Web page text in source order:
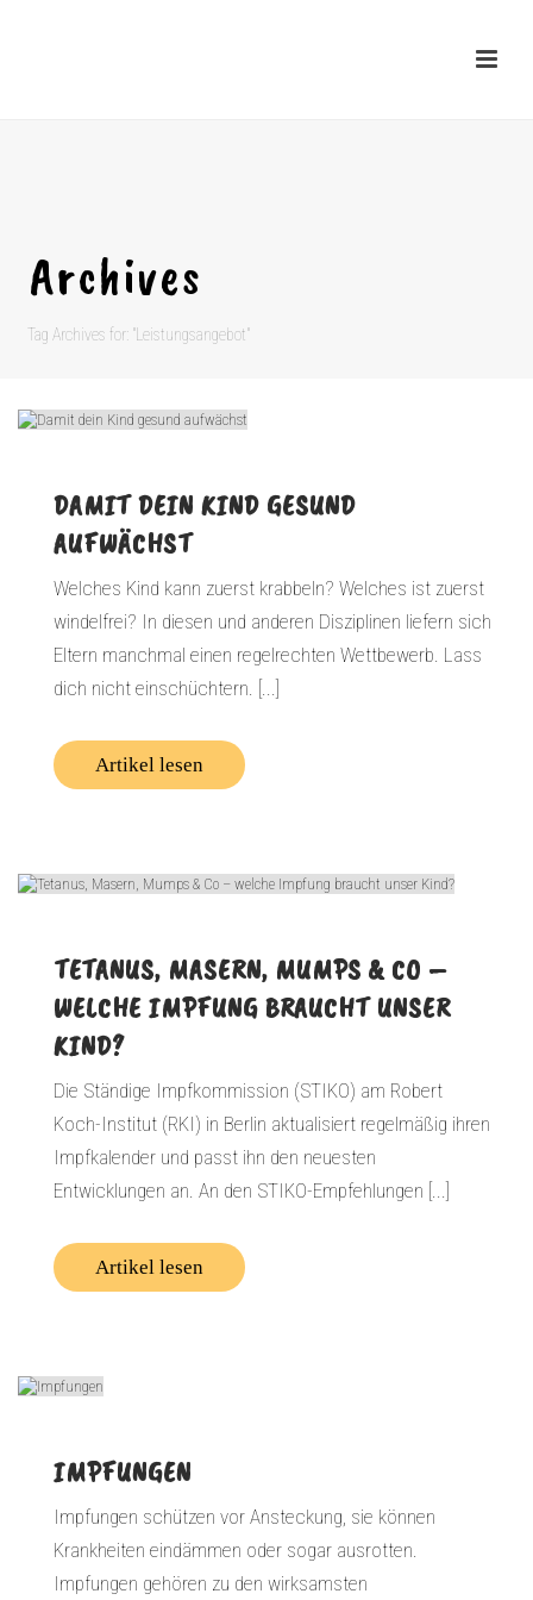
Archives
Tag Archives for: "Leistungsangebot"
DAMIT DEIN KIND GESUND
AUFWÄCHST
Welches Kind kann zuerst krabbeln? Welches ist zuerst
windelfrei? In diesen und anderen Disziplinen liefern sich
Eltern manchmal einen regelrechten Wettbewerb. Lass
dich nicht einschüchtern. [...]
Artikel lesen
TETANUS, MASERN, MUMPS & CO –
WELCHE IMPFUNG BRAUCHT UNSER
KIND?
Die Ständige Impfkommission (STIKO) am Robert
Koch-Institut (RKI) in Berlin aktualisiert regelmäßig ihren
Impfkalender und passt ihn den neuesten
Entwicklungen an. An den STIKO-Empfehlungen [...]
Artikel lesen
IMPFUNGEN
Impfungen schützen vor Ansteckung, sie können
Krankheiten eindämmen oder sogar ausrotten.
Impfungen gehören zu den wirksamsten